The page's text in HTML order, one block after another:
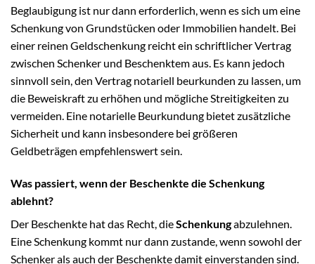
Beglaubigung ist nur dann erforderlich, wenn es sich um eine
Schenkung von Grundstücken oder Immobilien handelt. Bei
einer reinen Geldschenkung reicht ein schriftlicher Vertrag
zwischen Schenker und Beschenktem aus. Es kann jedoch
sinnvoll sein, den Vertrag notariell beurkunden zu lassen, um
die Beweiskraft zu erhöhen und mögliche Streitigkeiten zu
vermeiden. Eine notarielle Beurkundung bietet zusätzliche
Sicherheit und kann insbesondere bei größeren
Geldbeträgen empfehlenswert sein.
Was passiert, wenn der Beschenkte die Schenkung
ablehnt?
Der Beschenkte hat das Recht, dieSchenkungabzulehnen.
Eine Schenkung kommt nur dann zustande, wenn sowohl der
Schenker als auch der Beschenkte damit einverstanden sind.